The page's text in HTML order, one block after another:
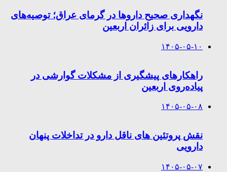
نگهداری صحیح داروها در گرمای عراق؛ توصیه‌های
دارویی برای زائران اربعین
۱۴۰۵-۰۵-۱۰
راهکارهای پیشگیری از مشکلات گوارشی در
پیاده‌روی اربعین
۱۴۰۵-۰۵-۰۸
نقش پروتئین های ناقل دارو در تداخلات پنهان
دارویی
۱۴۰۵-۰۵-۰۷